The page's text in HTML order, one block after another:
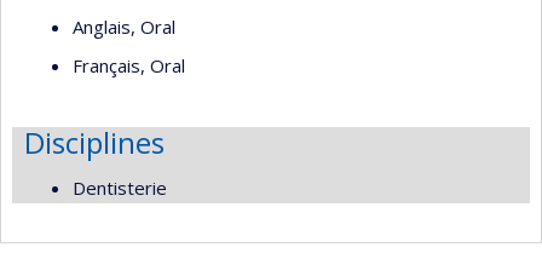
Anglais, Oral
Français, Oral
Disciplines
Dentisterie